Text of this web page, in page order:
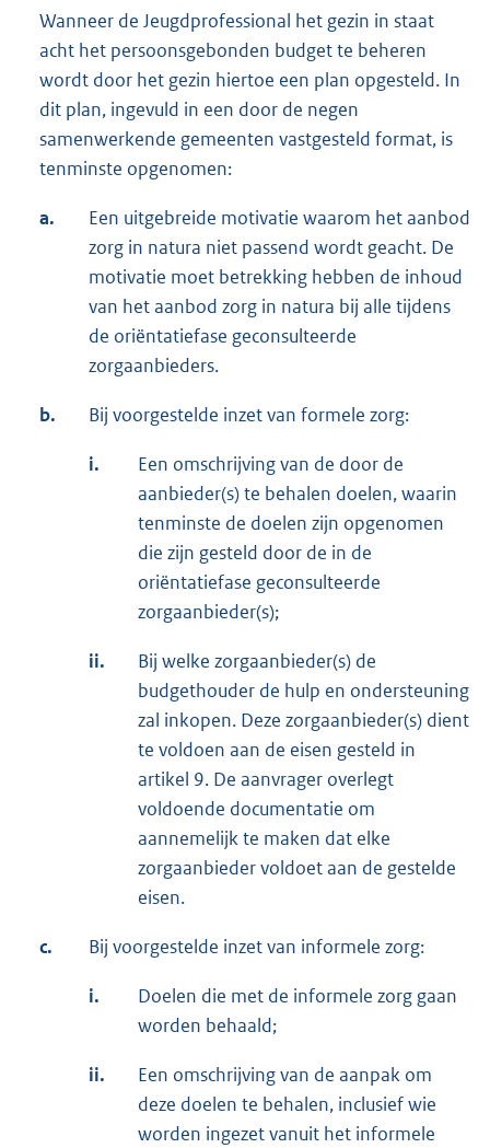
Wanneer de Jeugdprofessional het gezin in staat
acht het persoonsgebonden budget te beheren
wordt door het gezin hiertoe een plan opgesteld. In
dit plan, ingevuld in een door de negen
samenwerkende gemeenten vastgesteld format, is
tenminste opgenomen:
a.
Een uitgebreide motivatie waarom het aanbod
zorg in natura niet passend wordt geacht. De
motivatie moet betrekking hebben de inhoud
van het aanbod zorg in natura bij alle tijdens
de oriëntatiefase geconsulteerde
zorgaanbieders.
b. Bij voorgestelde inzet van formele zorg:
i.
Een omschrijving van de door de
aanbieder(s) te behalen doelen, waarin
tenminste de doelen zijn opgenomen
die zijn gesteld door de in de
oriëntatiefase geconsulteerde
zorgaanbieder(s);
ii.
Bij welke zorgaanbieder(s) de
budgethouder de hulp en ondersteuning
zal inkopen. Deze zorgaanbieder(s) dient
te voldoen aan de eisen gesteld in
artikel 9. De aanvrager overlegt
voldoende documentatie om
aannemelijk te maken dat elke
zorgaanbieder voldoet aan de gestelde
eisen.
c. Bij voorgestelde inzet van informele zorg:
i.
Doelen die met de informele zorg gaan
worden behaald;
ii.
Een omschrijving van de aanpak om
deze doelen te behalen, inclusief wie
worden ingezet vanuit het informele